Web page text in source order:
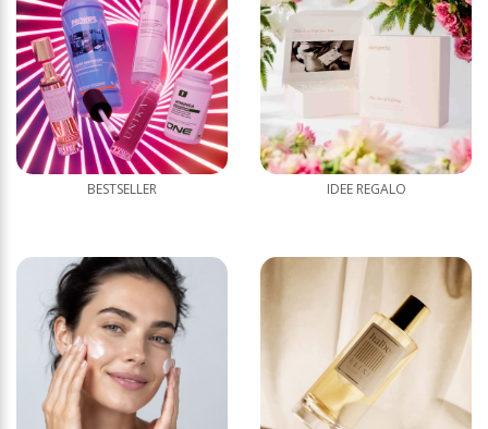
BESTSELLER IDEE REGALO